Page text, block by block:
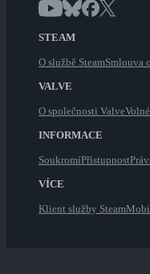
STEAM
O službě SteamSmlouva
VALVE
O společnosti Valve
INFORMACE
SoukromíPřístupnost
VÍCE
Klient služby Steam